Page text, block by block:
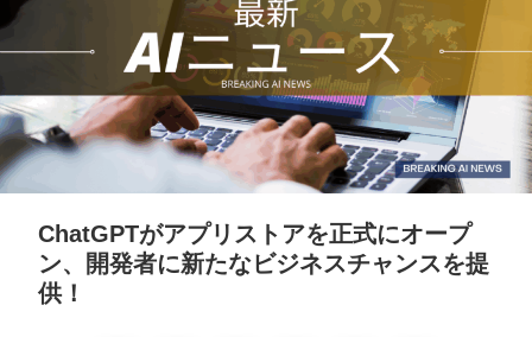
ChatGPTがアプリストアを正式にオープ
ン、開発者に新たなビジネスチャンスを提
供！